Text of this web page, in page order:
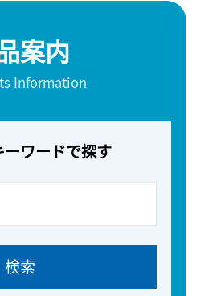
案内
Information
ワードで探す